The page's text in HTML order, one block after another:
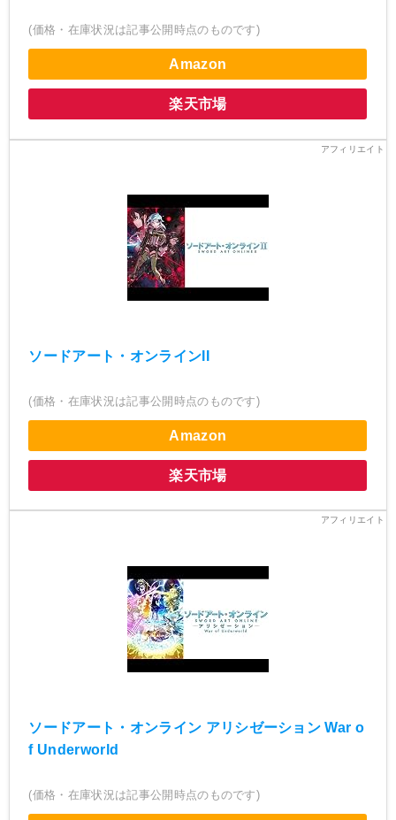
(価格・在庫状況は記事公開時点のものです)
Amazon
楽天市場
ソードアート・オンラインII
(価格・在庫状況は記事公開時点のものです)
Amazon
楽天市場
ソードアート・オンライン アリシゼーション War o
f Underworld
(価格・在庫状況は記事公開時点のものです)